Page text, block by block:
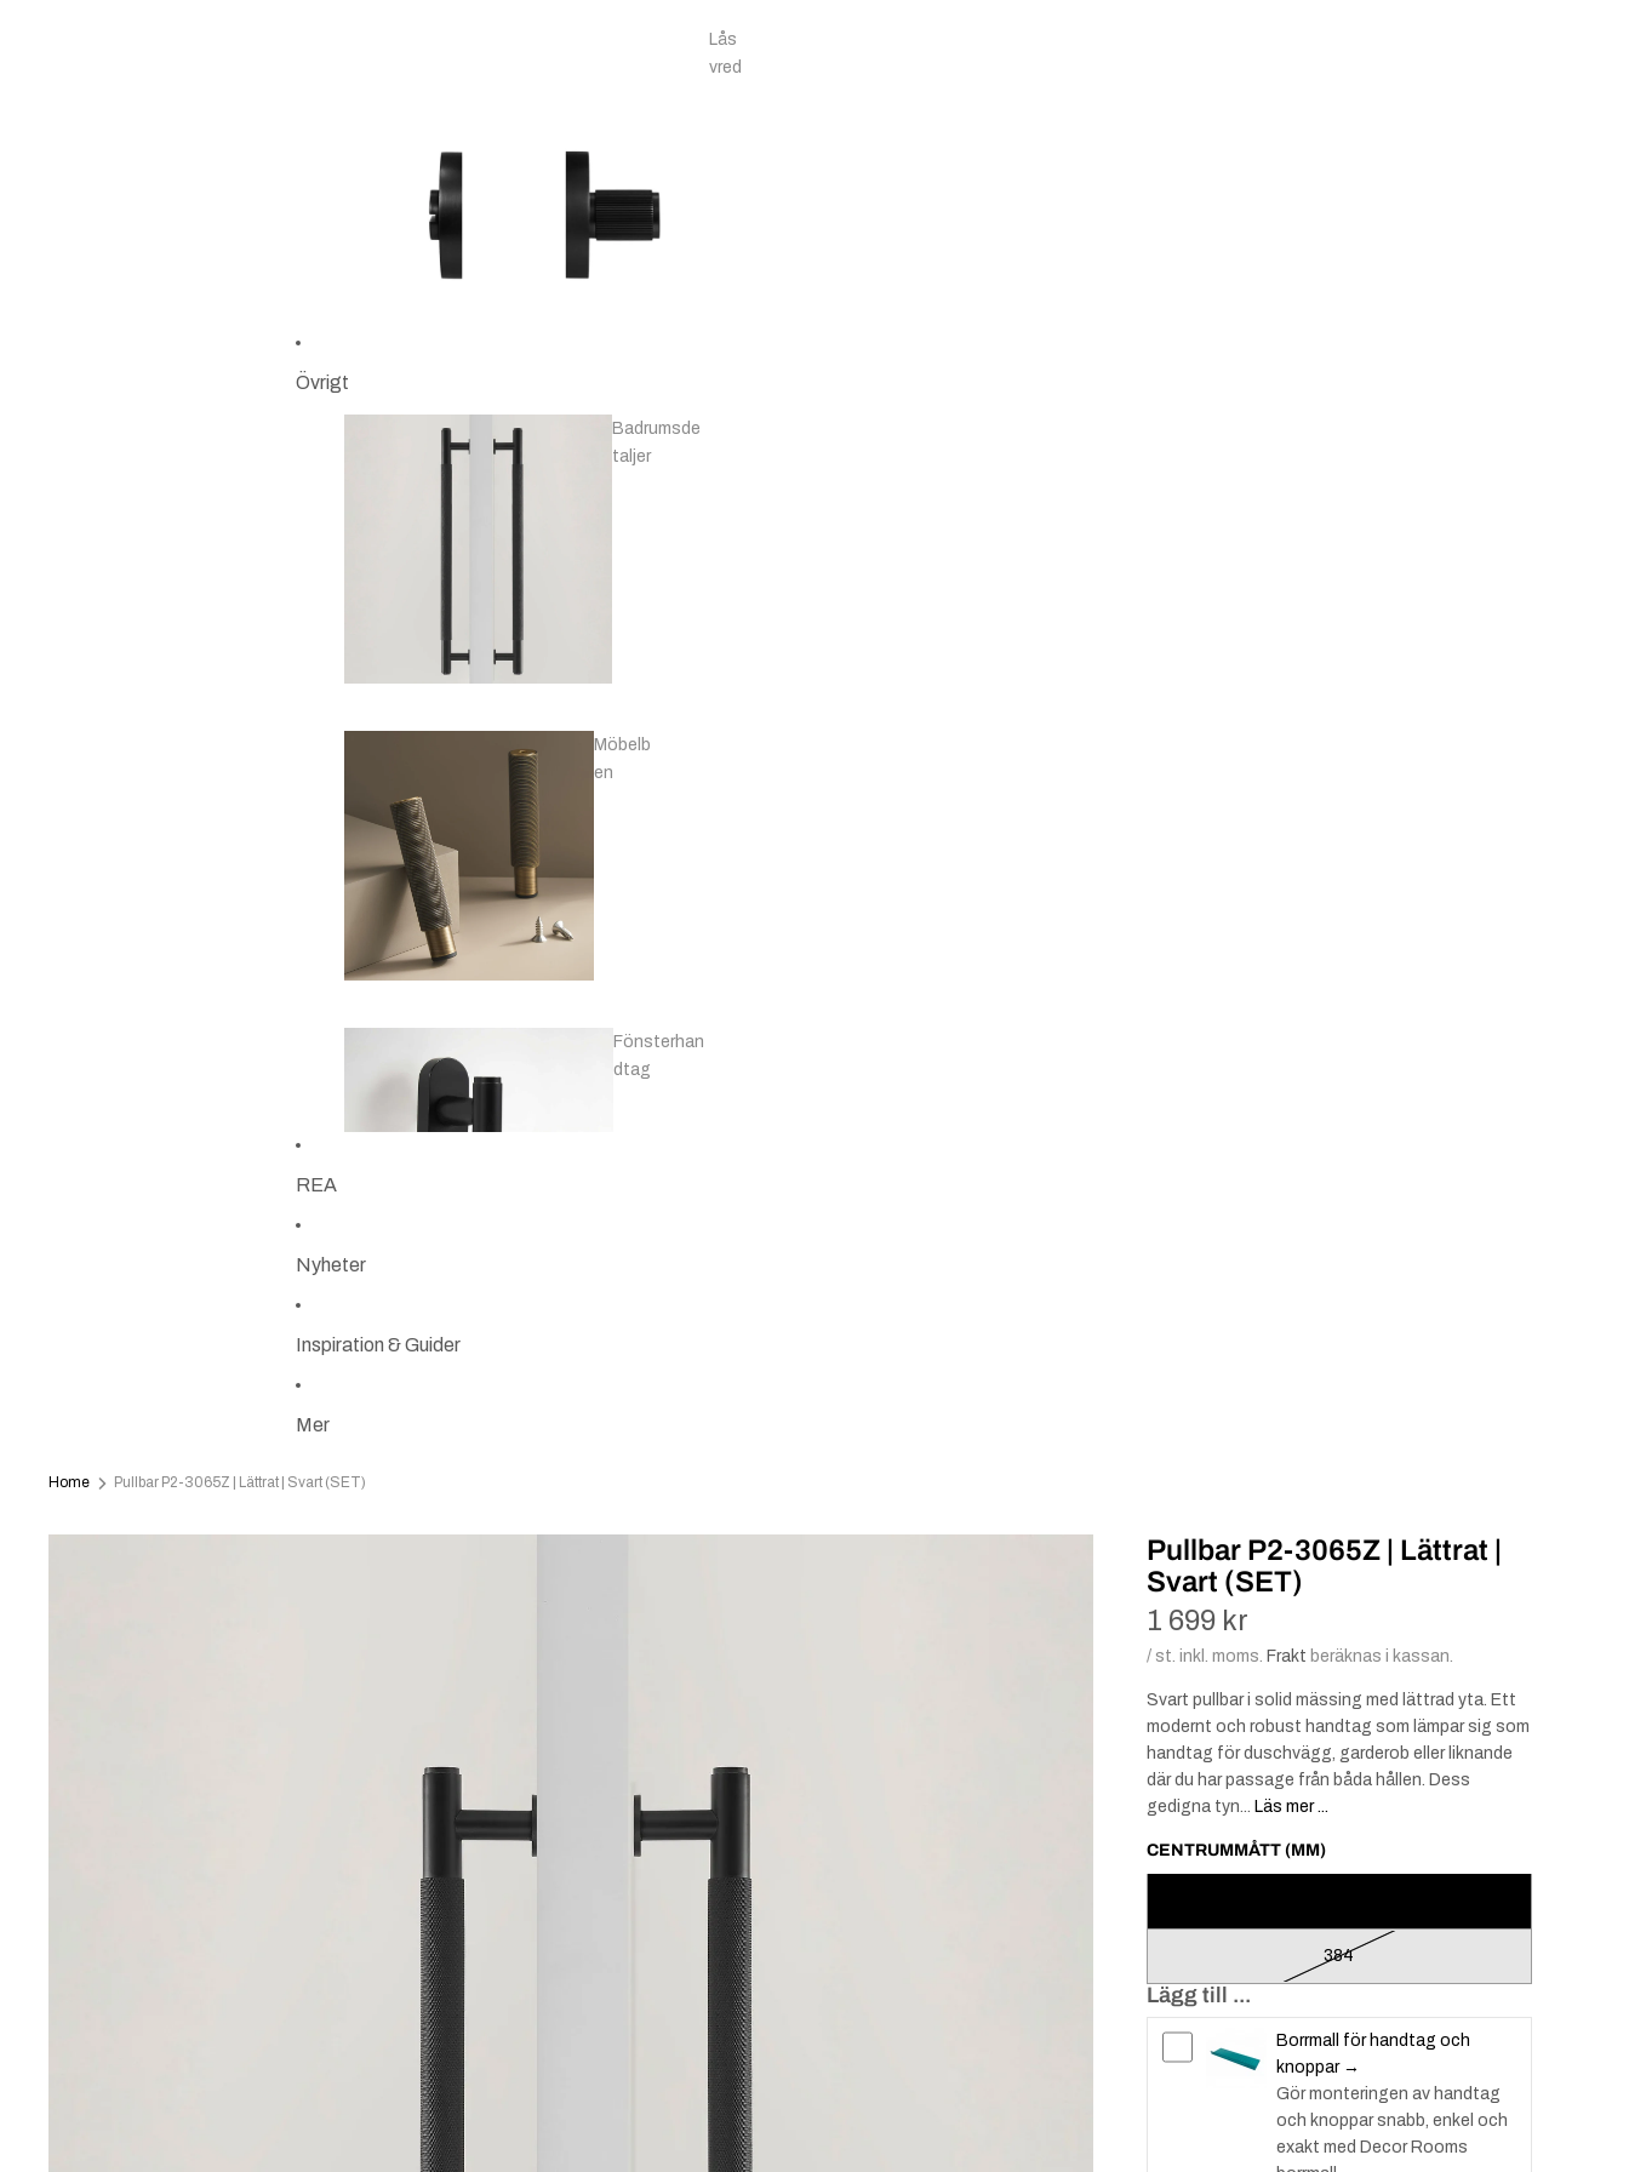
Pullbars
Lås
vred
Övrigt
Badrumsde
taljer
Möbelb
en
Fönsterhan
dtag
REA
Nyheter
Inspiration & Guider
Mer
Home Pullbar P2-3065Z | Lättrat | Svart (SET)
Pullbar P2-3065Z | Lättrat |
Svart (SET)
1 699 kr
/ st. inkl. moms. Frakt beräknas i kassan.
Svart pullbar i solid mässing med lättrad yta. Ett
modernt och robust handtag som lämpar sig som
handtag för duschvägg, garderob eller liknande
där du har passage från båda hållen. Dess
gedigna tyn... Läs mer ...
CENTRUMMÅTT (MM)
384
Lägg till ...
Borrmall för handtag och
knoppar →
Gör monteringen av handtag
och knoppar snabb, enkel och
exakt med Decor Rooms